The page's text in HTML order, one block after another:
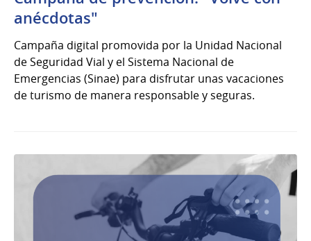
anécdotas"
Campaña digital promovida por la Unidad Nacional
de Seguridad Vial y el Sistema Nacional de
Emergencias (Sinae) para disfrutar unas vacaciones
de turismo de manera responsable y seguras.